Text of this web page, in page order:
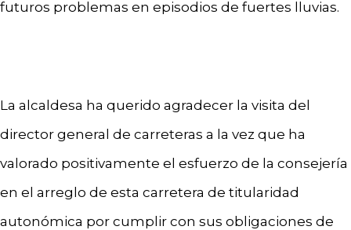
futuros problemas en episodios de fuertes lluvias.
La alcaldesa ha querido agradecer la visita del
director general de carreteras a la vez que ha
valorado positivamente el esfuerzo de la consejería
en el arreglo de esta carretera de titularidad
autonómica por cumplir con sus obligaciones de